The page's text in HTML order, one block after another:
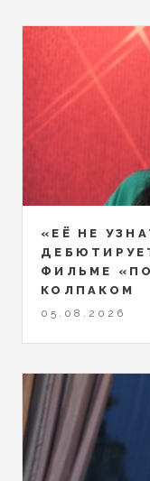
«ЕЁ НЕ
ФИЛЬМЕ
КОЛПАКОМ
05.08.2026